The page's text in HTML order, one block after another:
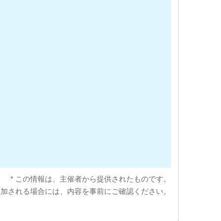
* この情報は、主催者から提供されたものです。
される場合には、内容を事前にご確認ください。